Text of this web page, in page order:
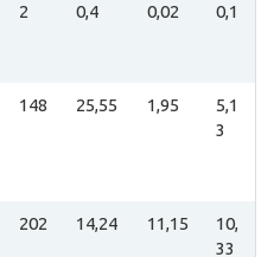
2 0,4 0,02 0,1
148 25,55 1,95
5,1
3
202 14,24 11,15
10,
33